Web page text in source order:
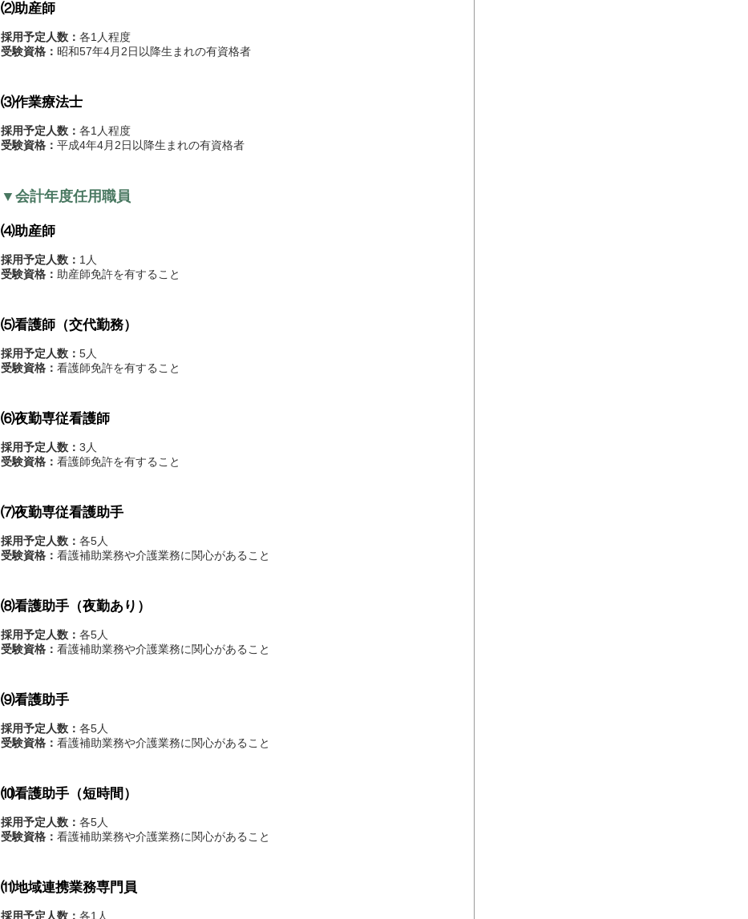
⑵助産師
採用予定人数： 各1人程度
受験資格： 昭和57年4月2日以降生まれの有資格者
⑶作業療法士
採用予定人数： 各1人程度
受験資格： 平成4年4月2日以降生まれの有資格者
▼会計年度任用職員
⑷助産師
採用予定人数： 1人
受験資格： 助産師免許を有すること
⑸看護師（交代勤務）
採用予定人数： 5人
受験資格： 看護師免許を有すること
⑹夜勤専従看護師
採用予定人数： 3人
受験資格： 看護師免許を有すること
⑺夜勤専従看護助手
採用予定人数： 各5人
受験資格： 看護補助業務や介護業務に関心があること
⑻看護助手（夜勤あり）
採用予定人数： 各5人
受験資格： 看護補助業務や介護業務に関心があること
⑼看護助手
採用予定人数： 各5人
受験資格： 看護補助業務や介護業務に関心があること
⑽看護助手（短時間）
採用予定人数： 各5人
受験資格： 看護補助業務や介護業務に関心があること
⑾地域連携業務専門員
採用予定人数： 各1人